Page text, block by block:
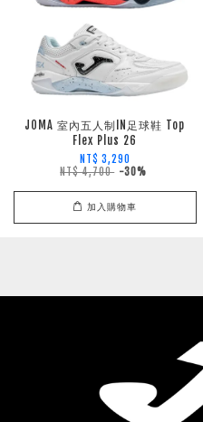
JOMA 室內五人制IN足球鞋 Top
Flex Plus 26
NT$ 3,290
NT$ 4,700 -30%
加入購物車